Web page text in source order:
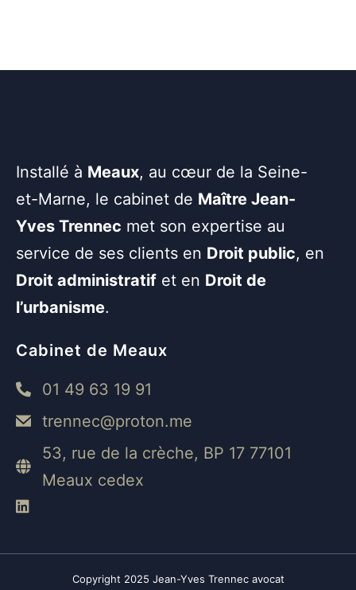
Installé à Meaux, au cœur de la Seine-
et-Marne, le cabinet de Maître Jean-
Yves Trennec met son expertise au
service de ses clients en Droit public, en
Droit administratif et en Droit de
l’urbanisme.
Cabinet de Meaux
01 49 63 19 91
trennec@proton.me
53, rue de la crèche, BP 17 77101
Meaux cedex
Copyright 2025 Jean-Yves Trennec avocat